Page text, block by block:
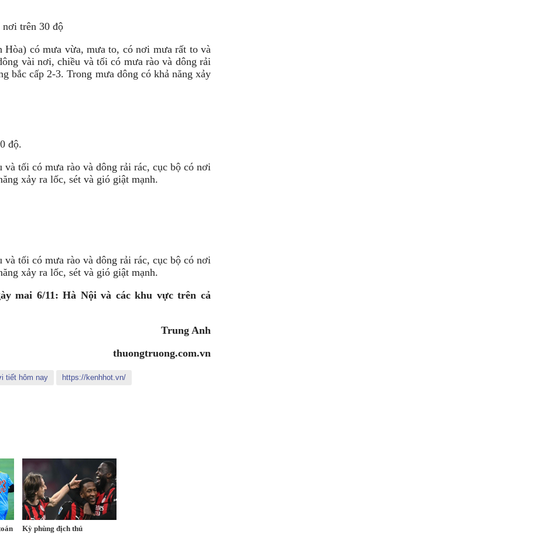
nơi trên 30 độ
có mưa vừa, mưa to, có nơi mưa rất to và
vài nơi, chiều và tối có mưa rào và dông rải
bắc cấp 2-3. Trong mưa dông có khả năng xảy
độ.
tối có mưa rào và dông rải rác, cục bộ có nơi
xảy ra lốc, sét và gió giật mạnh.
tối có mưa rào và dông rải rác, cục bộ có nơi
xảy ra lốc, sét và gió giật mạnh.
mai 6/11: Hà Nội và các khu vực trên cả
Trung Anh
thuongtruong.com.vn
tiết hôm nay https://kenhhot.vn/
Kỳ phùng địch thủ